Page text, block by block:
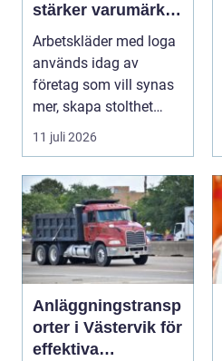
stärker varumärket
varje dag
Arbetskläder med loga
används idag av
företag som vill synas
mer, skapa stolthet
inte...
11 juli 2026
Anläggningstransp
orter i Västervik för
effektiva